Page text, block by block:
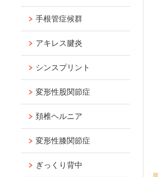
手根管症候群
アキレス腱炎
シンスプリント
変形性股関節症
頚椎ヘルニア
変形性膝関節症
ぎっくり背中